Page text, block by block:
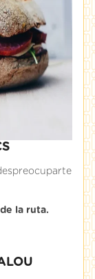
la ruta.